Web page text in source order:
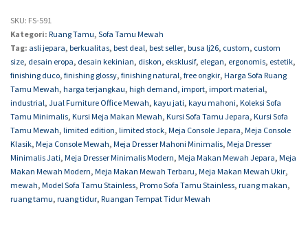
SKU: FS-591
Kategori: Ruang Tamu, Sofa Tamu Mewah
Tag: asli jepara, berkualitas, best deal, best seller, busa lj26, custom, custom
size, desain eropa, desain kekinian, diskon, eksklusif, elegan, ergonomis, estetik,
finishing duco, finishing glossy, finishing natural, free ongkir, Harga Sofa Ruang
Tamu Mewah, harga terjangkau, high demand, import, import material,
industrial, Jual Furniture Office Mewah, kayu jati, kayu mahoni, Koleksi Sofa
Tamu Minimalis, Kursi Meja Makan Mewah, Kursi Sofa Tamu Jepara, Kursi Sofa
Tamu Mewah, limited edition, limited stock, Meja Console Jepara, Meja Console
Klasik, Meja Console Mewah, Meja Dresser Mahoni Minimalis, Meja Dresser
Minimalis Jati, Meja Dresser Minimalis Modern, Meja Makan Mewah Jepara, Meja
Makan Mewah Modern, Meja Makan Mewah Terbaru, Meja Makan Mewah Ukir,
mewah, Model Sofa Tamu Stainless, Promo Sofa Tamu Stainless, ruang makan,
ruang tamu, ruang tidur, Ruangan Tempat Tidur Mewah